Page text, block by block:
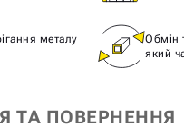
металу
Обмін
який
ТА ПОВЕРНЕННЯ